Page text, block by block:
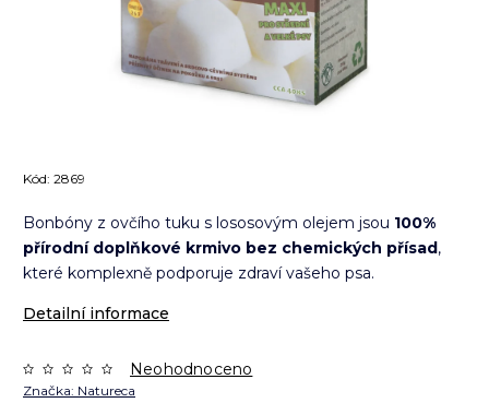
Kód: 2869
Bonbóny z ovčího tuku s lososovým olejem jsou 100%
přírodní doplňkové krmivo bez chemických přísad,
které komplexně podporuje zdraví vašeho psa.
Detailní informace
Značka: Natureca
Neohodnoceno